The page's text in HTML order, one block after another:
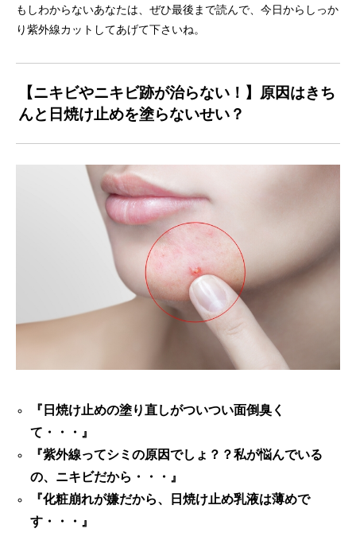
もしわからないあなたは、ぜひ最後まで読んで、今日からしっか
り紫外線カットしてあげて下さいね。
【ニキビやニキビ跡が治らない！】原因はきち
んと日焼け止めを塗らないせい？
『日焼け止めの塗り直しがついつい面倒臭く
て・・・』
『紫外線ってシミの原因でしょ？？私が悩んでいる
の、ニキビだから・・・』
『化粧崩れが嫌だから、日焼け止め乳液は薄めで
す・・・』